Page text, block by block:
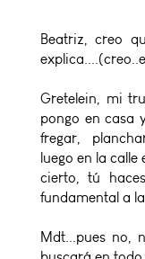
Beatriz, creo
Gretelein, mi
pongo en casa
fregar,
luego en la calle
cierto, tú
fundamental a
Mdt...pues no,